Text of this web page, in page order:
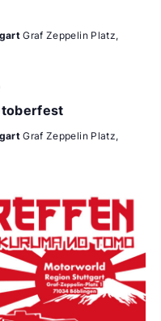
Graf Zeppelin Platz,
Graf Zeppelin Platz,